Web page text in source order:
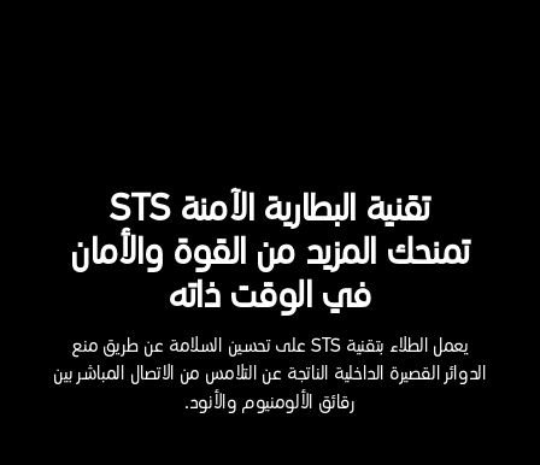
تقنية البطارية الآمنة STS
تمنحك المزيد من القوة والأمان
في الوقت ذاته
يعمل الطلاء بتقنية STS على تحسين السلامة عن طريق منع
الدوائر القصيرة الداخلية الناتجة عن التلامس من الاتصال المباشر بين
رقائق الألومنيوم والأنود.